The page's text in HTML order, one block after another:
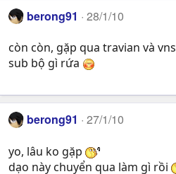
berong91 28/1/10
còn còn, gặp qua travian và vns
sub bộ gì rứa
berong91 27/1/10
yo, lâu ko gặp
dạo này chuyển qua làm gì rồi